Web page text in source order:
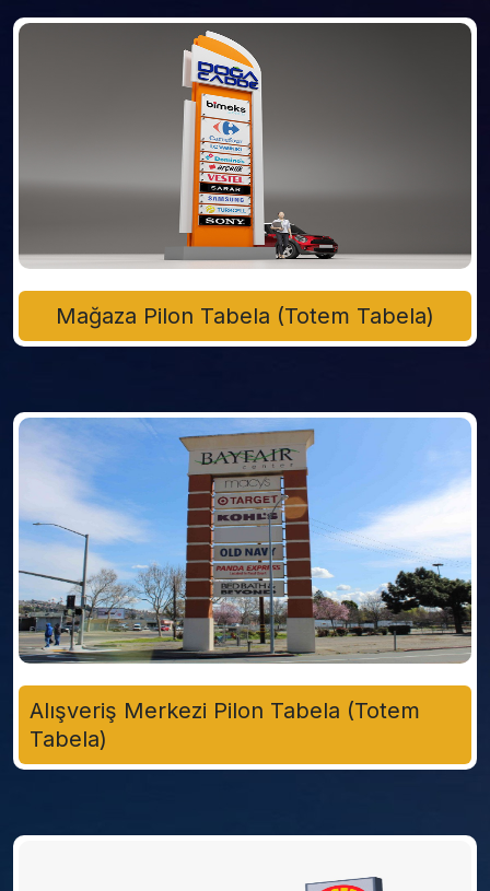
Mağaza Pilon Tabela (Totem Tabela)
Alışveriş Merkezi Pilon Tabela (Totem
Tabela)